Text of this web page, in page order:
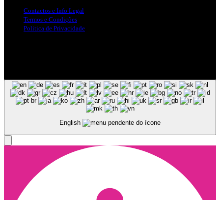
Contactos e Info Legal
Termos e Condições
Politica de Privacidade
English